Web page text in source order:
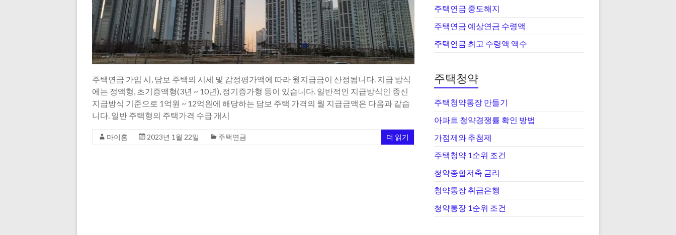
주택연금 가입 시, 담보 주택의 시세 및 감정평가액에 따라 월지급금이 산정됩니다. 지급 방식
에는 정액형, 초기증액형(3년 ~ 10년), 정기증가형 등이 있습니다. 일반적인 지급방식인 종신
지급방식 기준으로 1억원 ~ 12억원에 해당하는 담보 주택 가격의 월 지급금액은 다음과 같습
니다. 일반 주택형의 주택가격 수급 개시
마이홈 2023년 1월 22일 주택연금 더 읽기
주택연금 중도해지
주택연금 예상연금 수령액
주택연금 최고 수령액 액수
주택청약
주택청약통장 만들기
아파트 청약경쟁률 확인 방법
가점제와 추첨제
주택청약 1순위 조건
청약종합저축 금리
청약통장 취급은행
청약통장 1순위 조건